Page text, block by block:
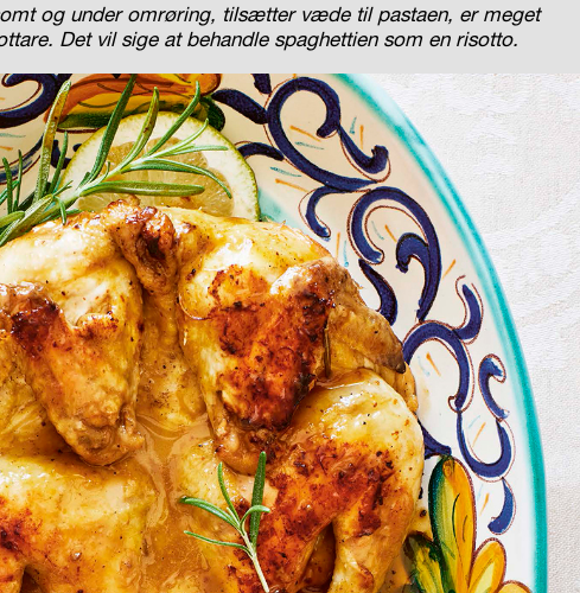
og under omrøring, tilsætter væde til pastaen, er meget
Det vil sige at behandle spaghettien som en risotto.